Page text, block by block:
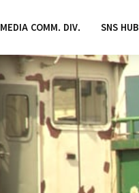
MEDIA COMM. DIV. SNS HUB